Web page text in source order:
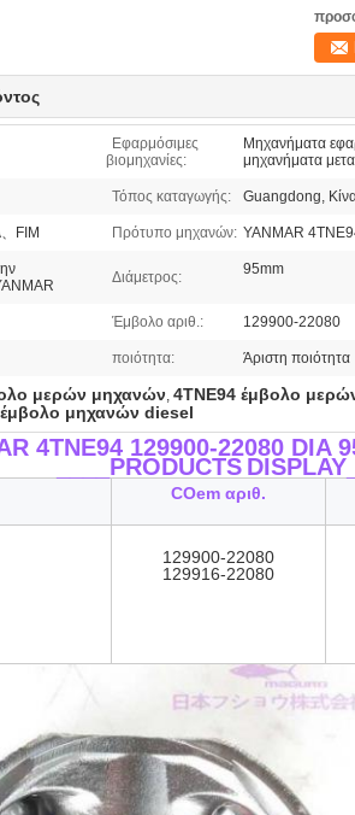
Εφαρμόσιμες
βιομηχανίες:
Μηχανήματα
μηχανήματα
Τόπος καταγωγής: Guangdong,
FIM Πρότυπο μηχανών: YANMAR
Διάμετρος: 95mm
Έμβολο αριθ.: 129900-22080
ποιότητα: Άριστη ποιότητα
μερών μηχανών, 4TNE94 έμβολο
μηχανών diesel
4TNE94 129900-22080 DIA
____PRODUCTS
COem αριθ.
129900-22080
129916-22080